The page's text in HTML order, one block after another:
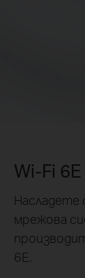
Wi-Fi
Насладете
мрежова
6E.